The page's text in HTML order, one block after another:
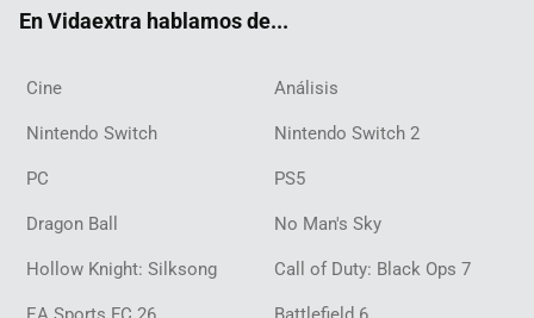
En Vidaextra hablamos de...
Cine Análisis
Nintendo Switch Nintendo Switch 2
PC PS5
Dragon Ball No Man's Sky
Hollow Knight: Silksong Call of Duty: Black Ops 7